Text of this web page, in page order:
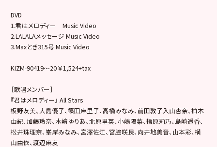
DVD
1.君はメロディー Music Video
2.LALALAメッセージ Music Video
3.Maxとき315号 Music Video
KIZM-90419～20 ￥1,524+tax
［歌唱メンバー］
『君はメロディー』 All Stars
板野友美、大島優子、篠田麻里子、高橋みなみ、前田敦子入山杏奈、柏木
由紀、加藤玲奈、木﨑ゆりあ、北原里英、小嶋陽菜、指原莉乃、島崎遥香、
松井珠理奈、峯岸みなみ、宮澤佐江、宮脇咲良、向井地美音、山本彩、横
山由依、渡辺麻友